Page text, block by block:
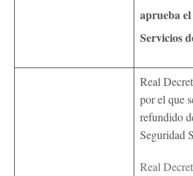
aprueba
Servicios
Real
por el que
refundido
Seguridad
Real